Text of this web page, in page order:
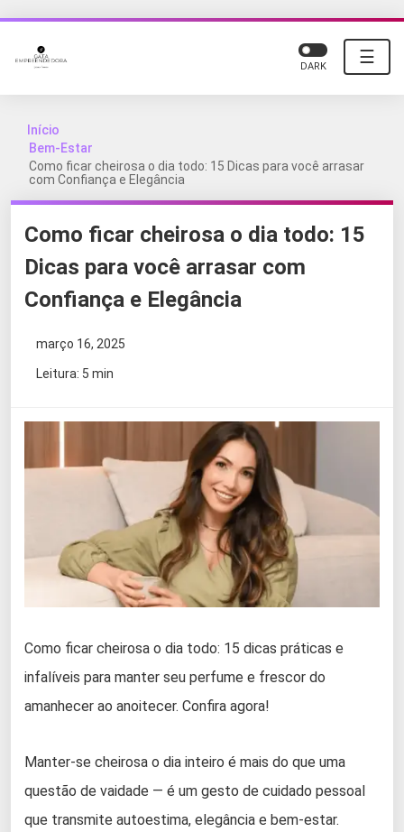
☰
DARK
Início
Bem-Estar
Como ficar cheirosa o dia todo: 15 Dicas para você arrasar
com Confiança e Elegância
Como ficar cheirosa o dia todo: 15
Dicas para você arrasar com
Confiança e Elegância
março 16, 2025
Leitura: 5 min
Como ficar cheirosa o dia todo: 15 dicas práticas e
infalíveis para manter seu perfume e frescor do
amanhecer ao anoitecer. Confira agora!
Manter-se cheirosa o dia inteiro é mais do que uma
questão de vaidade — é um gesto de cuidado pessoal
que transmite autoestima, elegância e bem-estar.